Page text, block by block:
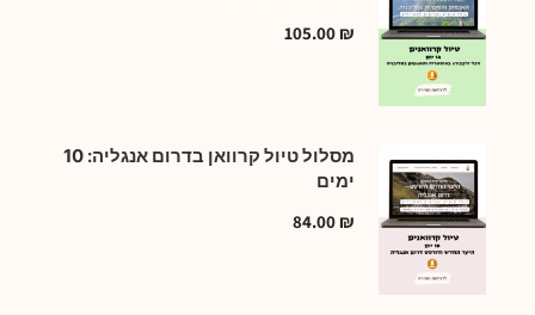
105.00 ₪
מסלול טיול קרוואן בדרום אנגליה: 10
ימים
84.00 ₪